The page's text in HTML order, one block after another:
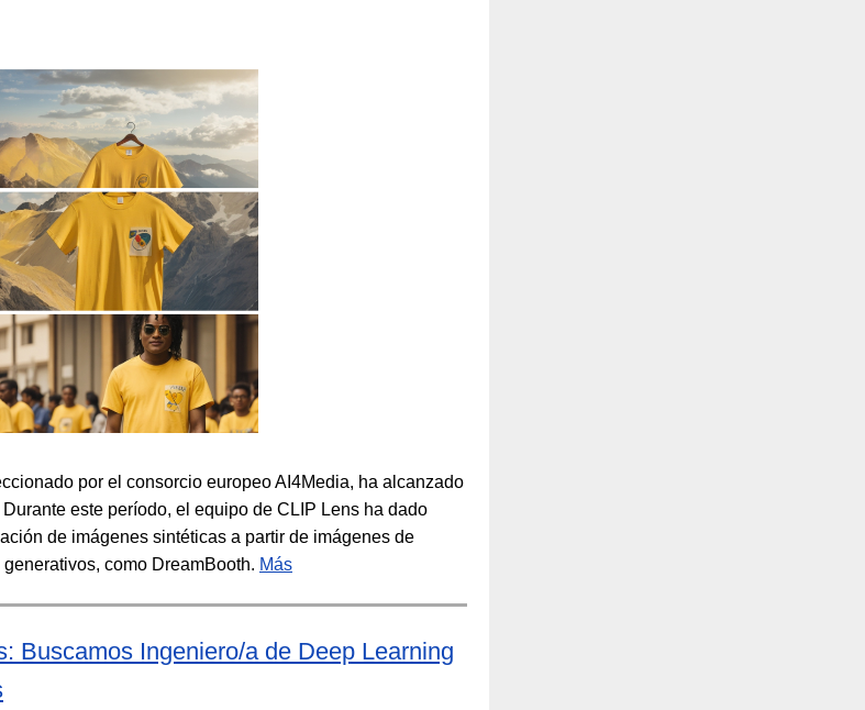
por el consorcio europeo AI4Media, ha alcanzado
este período, el equipo de CLIP Lens ha dado
de imágenes sintéticas a partir de imágenes de
como DreamBooth. Más
Buscamos Ingeniero/a de Deep Learning